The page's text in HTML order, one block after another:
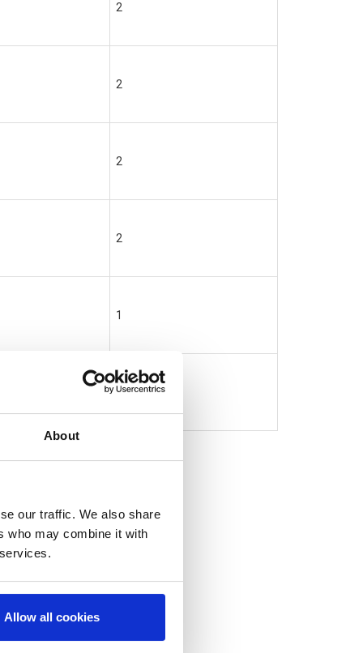
About
our traffic. We also share
who may combine it with
Allow all cookies
2
2
2
2
1
1